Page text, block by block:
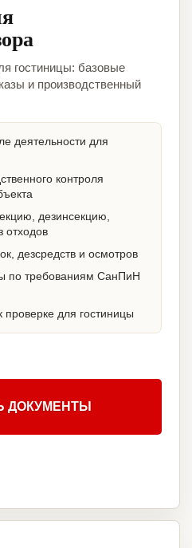
гостиницы: базовые
и производственный
деятельности для
контроля
дезинсекцию,
отходов
дезсредств и осмотров
по требованиям СанПиН
проверке для гостиницы
ДОКУМЕНТЫ